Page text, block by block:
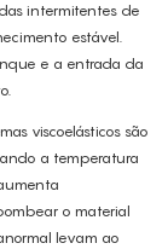
intermitentes de
estável.
e a entrada da
viscoelásticos são
a temperatura
o material
levam ao